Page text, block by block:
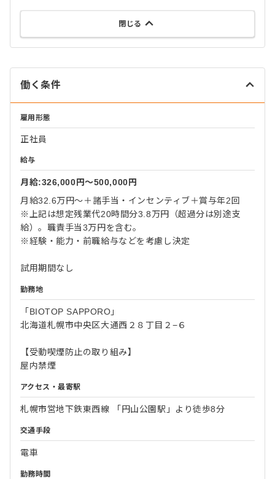
閉じる
働く条件
雇用形態
正社員
給与
月給:326,000円〜500,000円
月給32.6万円〜＋諸手当・インセンティブ＋賞与年2回
※上記は想定残業代20時間分3.8万円（超過分は別途支
給）。職責手当3万円を含む。
※経験・能力・前職給与などを考慮し決定
試用期間なし
勤務地
「BIOTOP SAPPORO」
北海道札幌市中央区大通西２８丁目２−６
【受動喫煙防止の取り組み】
屋内禁煙
アクセス・最寄駅
札幌市営地下鉄東西線 「円山公園駅」より徒歩8分
交通手段
電車
勤務時間